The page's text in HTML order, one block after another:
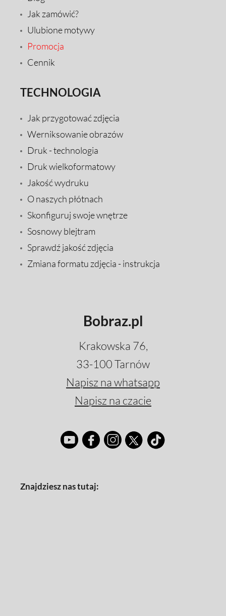
Jak zamówić?
Ulubione motywy
Promocja
Cennik
TECHNOLOGIA
Jak przygotować zdjęcia
Werniksowanie obrazów
Druk - technologia
Druk wielkoformatowy
Jakość wydruku
O naszych płótnach
Skonfiguruj swoje wnętrze
Sosnowy blejtram
Sprawdź jakość zdjęcia
Zmiana formatu zdjęcia - instrukcja
Bobraz.pl
Krakowska 76,
33-100 Tarnów
Napisz na whatsapp
Napisz na czacie
Znajdziesz nas tutaj: